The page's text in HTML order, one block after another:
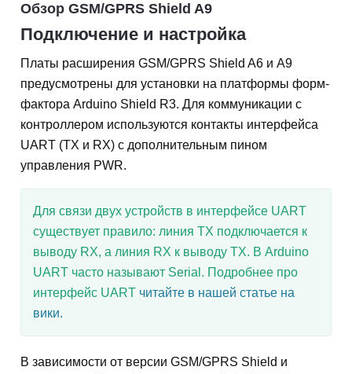
Обзор GSM/GPRS Shield A9
Подключение и настройка
Платы расширения GSM/GPRS Shield A6 и A9
предусмотрены для установки на платформы форм-
фактора Arduino Shield R3. Для коммуникации с
контроллером используются контакты интерфейса
UART (TX и RX) с дополнительным пином
управления PWR.
Для связи двух устройств в интерфейсе UART
существует правило: линия TX подключается к
выводу RX, а линия RX к выводу TX. В Arduino
UART часто называют Serial. Подробнее про
интерфейс UART читайте в нашей статье на
вики.
В зависимости от версии GSM/GPRS Shield и